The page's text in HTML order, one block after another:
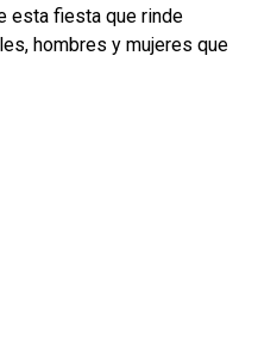
esta fiesta que rinde
hombres y mujeres que